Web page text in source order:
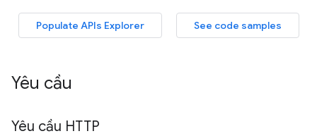
Yêu cầu
Yêu cầu HTTP